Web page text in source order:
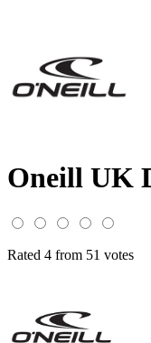
Oneill UK
Rated 4 from 51 votes